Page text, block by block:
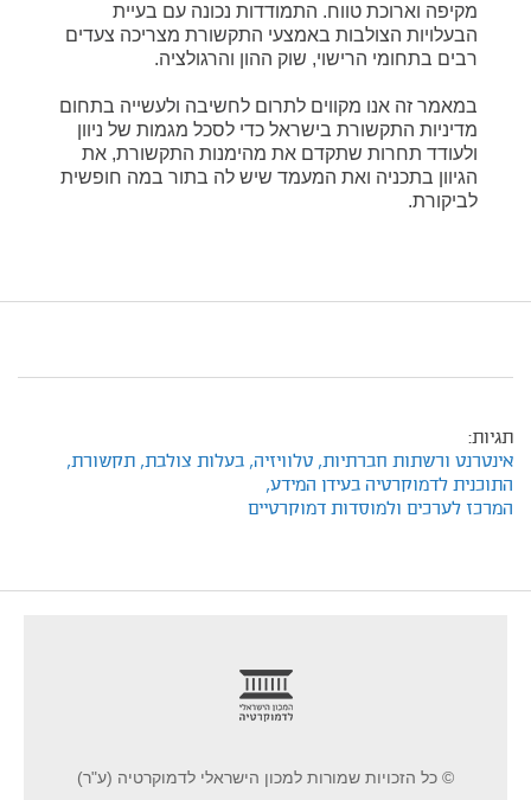
מקיפה וארוכת טווח. התמודדות נכונה עם בעיית
הבעלויות הצולבות באמצעי התקשורת מצריכה צעדים
רבים בתחומי הרישוי, שוק ההון והרגולציה.
במאמר זה אנו מקווים לתרום לחשיבה ולעשייה בתחום
מדיניות התקשורת בישראל כדי לסכל מגמות של ניוון
ולעודד תחרות שתקדם את מהימנות התקשורת, את
הגיוון בתכניה ואת המעמד שיש לה בתור במה חופשית
לביקורת.
תגיות:
אינטרנט ורשתות חברתיות, טלוויזיה, בעלות צולבת, תקשורת,
התוכנית לדמוקרטיה בעידן המידע,
המרכז לערכים ולמוסדות דמוקרטיים
© כל הזכויות שמורות למכון הישראלי לדמוקרטיה (ע"ר)